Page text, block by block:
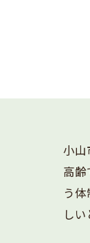
小山
高
う
し